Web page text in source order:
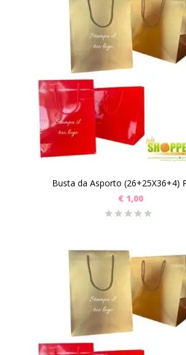
Busta da Asporto (26+25X36+4)
€ 1,00